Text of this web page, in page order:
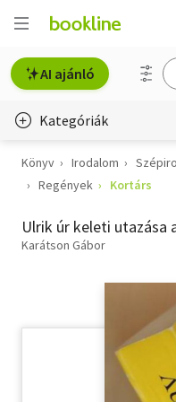
AI ajánló
Kategóriák
Életmód, egészség
Gyermek- és ifjúsági
Hobbi, szabadidő
Könyv Irodalom
Regények
Kortárs
Ulrik úr keleti utazása
Karátson Gábor